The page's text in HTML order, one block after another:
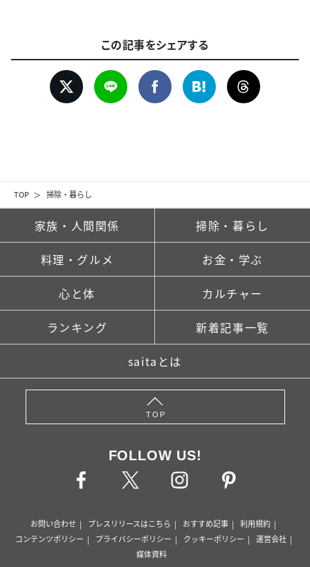
TOP 掃除・暮らし
この記事をシェアする
家族・人間関係 掃除・暮らし
料理・グルメ お金・学ぶ
心と体 カルチャー
ランキング 新着記事一覧
saitaとは
TOP
FOLLOW US!
お問い合わせ プレスリリースはこちら おすすめ記事
利用規約
コンテンツポリシー
プライバシーポリシー クッキーポリシー
運営会社
媒体資料